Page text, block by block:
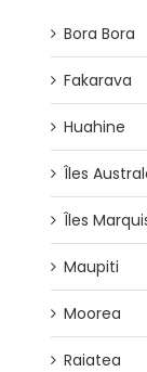
Bora Bora
Fakarava
Huahine
Îles
Îles
Maupiti
Moorea
Raiatea